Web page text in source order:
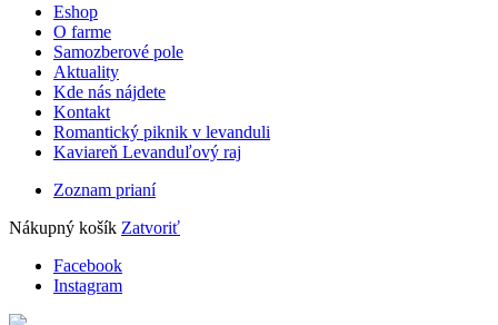
Eshop
O farme
Samozberové pole
Aktuality
Kde nás nájdete
Kontakt
Romantický piknik v levanduli
Kaviareň Levanduľový raj
Zoznam prianí
Nákupný košík Zatvoriť
Facebook
Instagram